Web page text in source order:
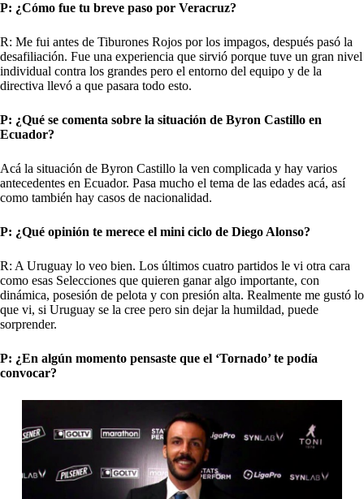
P: ¿Cómo fue tu breve paso por Veracruz?
R: Me fui antes de Tiburones Rojos por los impagos, después pasó la
desafiliación. Fue una experiencia que sirvió porque tuve un gran nivel
individual contra los grandes pero el entorno del equipo y de la
directiva llevó a que pasara todo esto.
P: ¿Qué se comenta sobre la situación de Byron Castillo en
Ecuador?
Acá la situación de Byron Castillo la ven complicada y hay varios
antecedentes en Ecuador. Pasa mucho el tema de las edades acá, así
como también hay casos de nacionalidad.
P: ¿Qué opinión te merece el mini ciclo de Diego Alonso?
R: A Uruguay lo veo bien. Los últimos cuatro partidos le vi otra cara
como esas Selecciones que quieren ganar algo importante, con
dinámica, posesión de pelota y con presión alta. Realmente me gustó lo
que vi, si Uruguay se la cree pero sin dejar la humildad, puede
sorprender.
P: ¿En algún momento pensaste que el ‘Tornado’ te podía
convocar?